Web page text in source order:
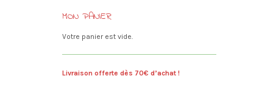
MON PANIER
Votre panier est vide.
Livraison offerte dès 70€ d’achat !